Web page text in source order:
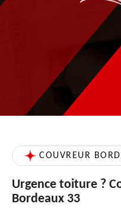
COUVREUR
Urgence toiture ?
Bordeaux 33